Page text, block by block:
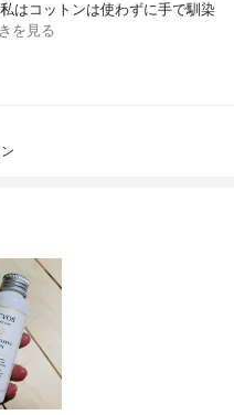
はコットンは使わずに手で馴染
を見る